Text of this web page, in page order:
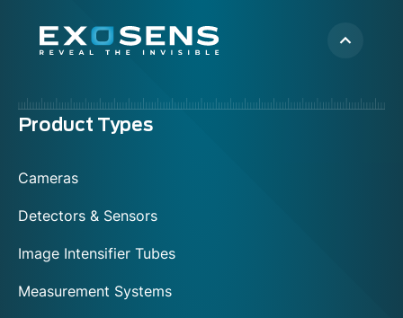
Menu
Product Types
Cameras
Detectors & Sensors
Image Intensifier Tubes
Measurement Systems